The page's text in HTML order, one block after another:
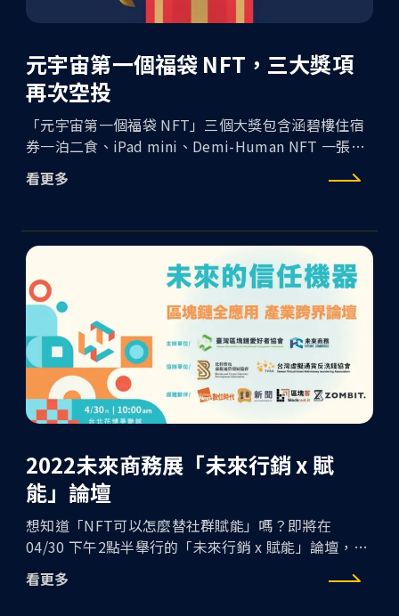
元宇宙第一個福袋 NFT，三大獎項
再次空投
「元宇宙第一個福袋 NFT」三個大獎包含涵碧樓住宿
券一泊二食、iPad mini、Demi-Human NFT 一張尚
未送出，只要於05/24 18:30 (GMT+8) 前完成條件，
就有機會獲得三大獎的空投，讓好運可以繼續延續一
看更多
2022未來商務展「未來行銷 x 賦
能」論壇
想知道「NFT可以怎麼替社群賦能」嗎？即將在
04/30 下午2點半舉行的「未來行銷 x 賦能」論壇，
KryptoGO CEO Kordan Ou 會專場主持，跟大家一起
聊聊 NFT可以怎麼幫助未來的行銷更好地與粉絲連結!
看更多